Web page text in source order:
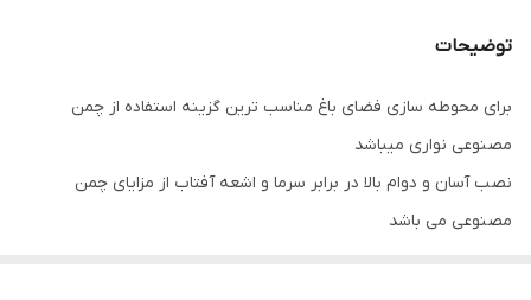
توضیحات
برای محوطه سازی فضای باغ مناسب ترین گزینه استفاده از چمن
مصنوعی نواری میباشد
نصب آسان و دوام بالا در برابر سرما و اشعه آفتاب از مزایای چمن
مصنوعی می باشد